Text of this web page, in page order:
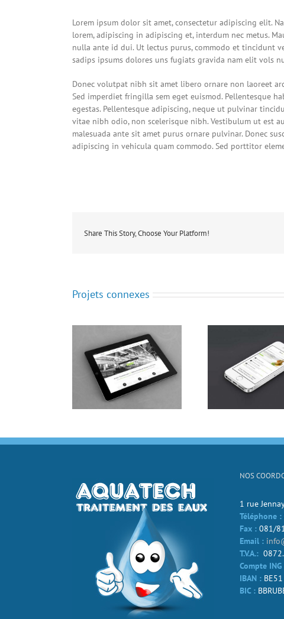
Lorem ipsum dolor sit amet, consectetur adipiscing elit.
lorem, adipiscing in adipiscing et, interdum nec metus.
nulla ante id dui. Ut lectus purus, commodo et tincidunt
sadips ipsums dolores uns fugiats gravida nam elit vols
Donec volutpat nibh sit amet libero ornare non laoreet
Sed imperdiet fringilla sem eget euismod. Pellentesque
egestas. Pellentesque adipiscing, neque ut pulvinar
vitae nibh odio, non scelerisque nibh. Vestibulum ut est
malesuada ante sit amet purus ornare pulvinar. Donec
adipiscing in vehicula quam commodo. Sed porttitor
Share This Story, Choose Your Platform!
Projets connexes
Mauris Fringilla Voluts Nam
NOS
1 rue
Téléphone :
Fax : 081/
Email :
T.V.A.:
Compte
IBAN :
BIC :